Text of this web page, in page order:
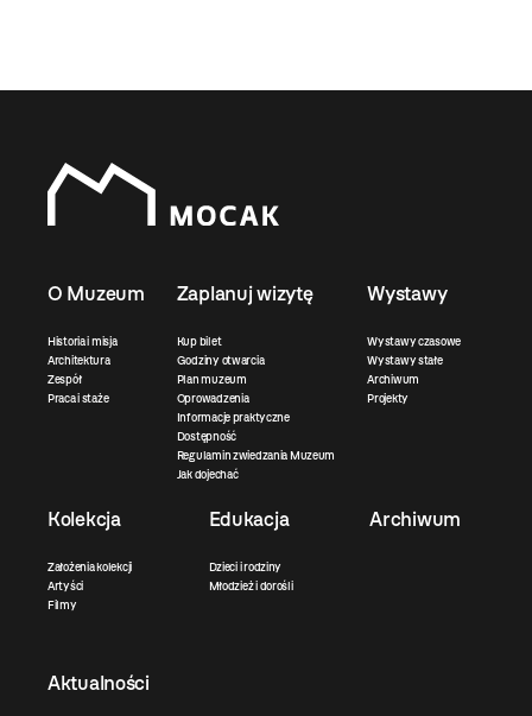
O Muzeum
Historia i misja
Architektura
Zespół
Praca i staże
Zaplanuj wizytę
Kup bilet
Godziny otwarcia
Plan muzeum
Oprowadzenia
Informacje praktyczne
Dostępność
Regulamin zwiedzania Muzeum
Jak dojechać
Wystawy
Wystawy czasowe
Wystawy stałe
Archiwum
Projekty
Kolekcja
Założenia kolekcji
Artyści
Filmy
Edukacja
Dzieci i rodziny
Młodzież i dorośli
Archiwum
Aktualności